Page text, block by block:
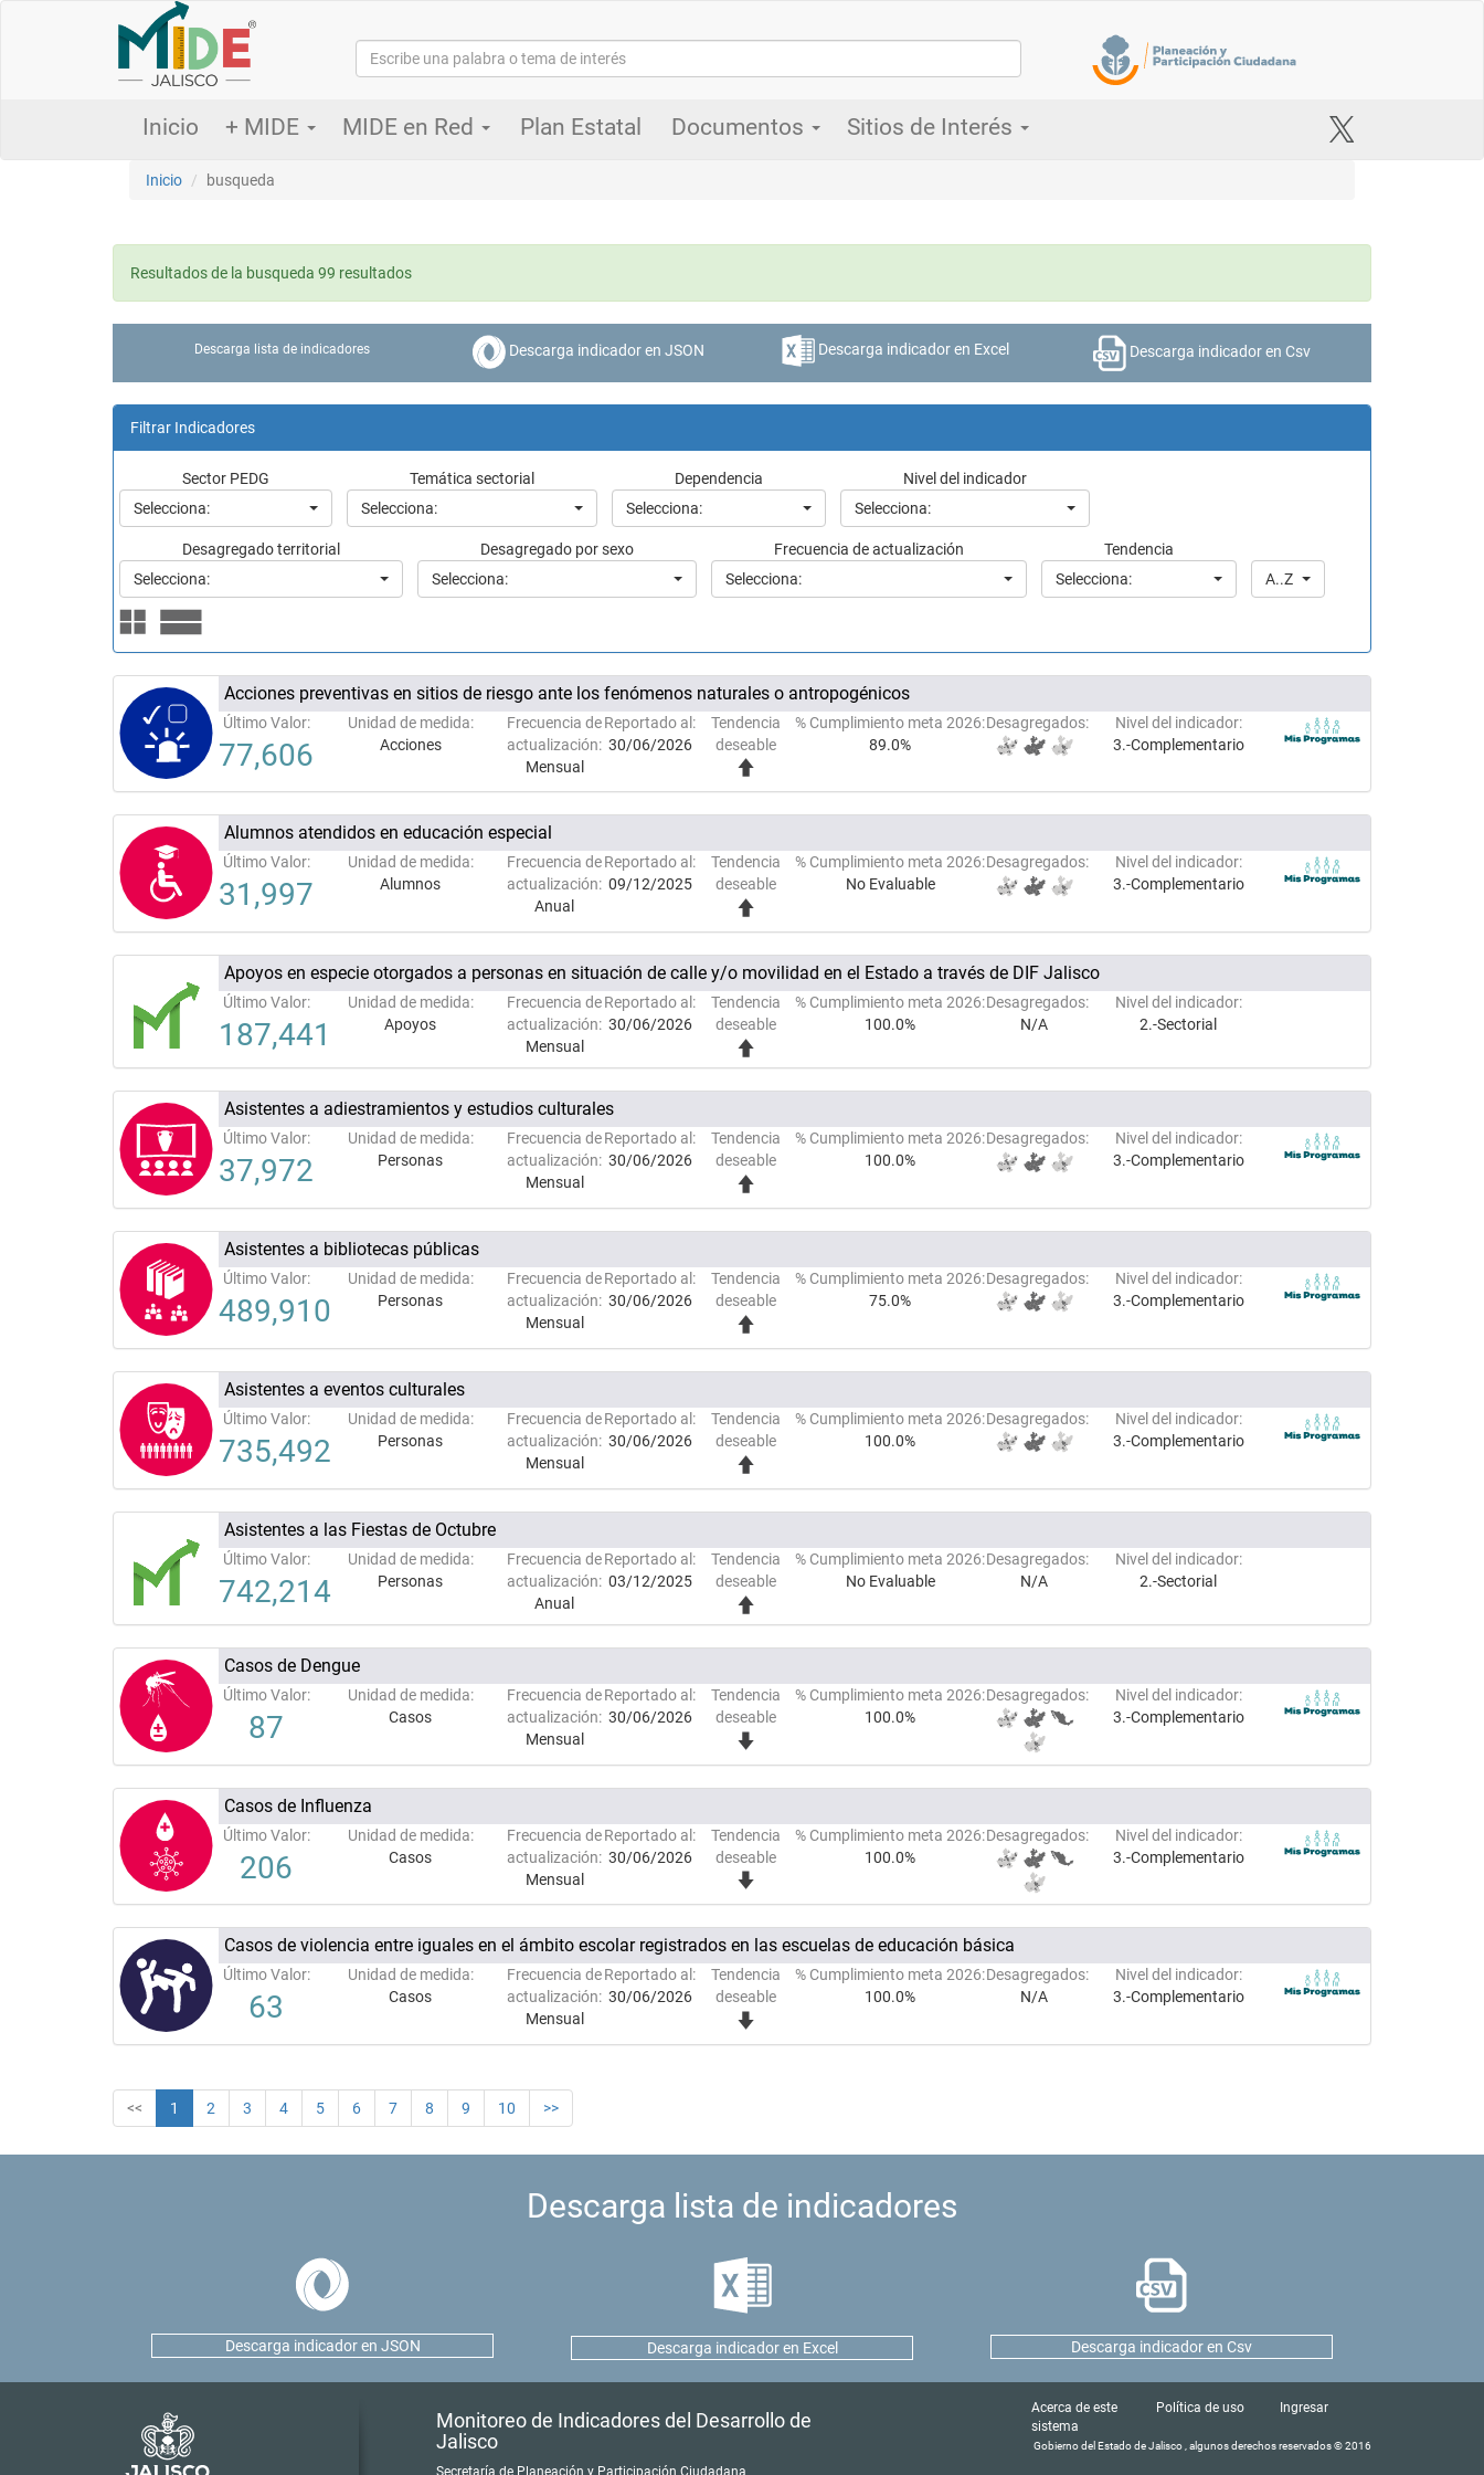
Inicio + MIDE MIDE en Red Plan Estatal Documentos Sitios de Interés
Inicio busqueda
Resultados de la busqueda 99 resultados
Descarga lista de indicadores Descarga indicador en JSON Descarga indicador en Excel Descarga indicador en Csv
Filtrar Indicadores
Sector PEDG
Selecciona:
Temática sectorial
Selecciona:
Dependencia
Selecciona:
Nivel del indicador
Selecciona:
Desagregado territorial
Selecciona:
Desagregado por sexo
Selecciona:
Frecuencia de actualización
Selecciona:
Tendencia
Selecciona:
A..Z
Acciones preventivas en sitios de riesgo ante los fenómenos naturales o antropogénicos
Último Valor:
77,606
Unidad de medida:
Acciones
Frecuencia de
actualización:
Mensual
Reportado al:
30/06/2026
Tendencia
deseable
% Cumplimiento meta 2026:
89.0%
Desagregados:
Nivel del indicador:
3.-Complementario
Alumnos atendidos en educación especial
Último Valor:
31,997
Unidad de medida:
Alumnos
Frecuencia de
actualización:
Anual
Reportado al:
09/12/2025
Tendencia
deseable
% Cumplimiento meta 2026:
No Evaluable
Desagregados:
Nivel del indicador:
3.-Complementario
Apoyos en especie otorgados a personas en situación de calle y/o movilidad en el Estado a través de DIF Jalisco
Último Valor:
187,441
Unidad de medida:
Apoyos
Frecuencia de
actualización:
Mensual
Reportado al:
30/06/2026
Tendencia
deseable
% Cumplimiento meta 2026:
100.0%
Desagregados:
N/A
Nivel del indicador:
2.-Sectorial
Asistentes a adiestramientos y estudios culturales
Último Valor:
37,972
Unidad de medida:
Personas
Frecuencia de
actualización:
Mensual
Reportado al:
30/06/2026
Tendencia
deseable
% Cumplimiento meta 2026:
100.0%
Desagregados:
Nivel del indicador:
3.-Complementario
Asistentes a bibliotecas públicas
Último Valor:
489,910
Unidad de medida:
Personas
Frecuencia de
actualización:
Mensual
Reportado al:
30/06/2026
Tendencia
deseable
% Cumplimiento meta 2026:
75.0%
Desagregados:
Nivel del indicador:
3.-Complementario
Asistentes a eventos culturales
Último Valor:
735,492
Unidad de medida:
Personas
Frecuencia de
actualización:
Mensual
Reportado al:
30/06/2026
Tendencia
deseable
% Cumplimiento meta 2026:
100.0%
Desagregados:
Nivel del indicador:
3.-Complementario
Asistentes a las Fiestas de Octubre
Último Valor:
742,214
Unidad de medida:
Personas
Frecuencia de
actualización:
Anual
Reportado al:
03/12/2025
Tendencia
deseable
% Cumplimiento meta 2026:
No Evaluable
Desagregados:
N/A
Nivel del indicador:
2.-Sectorial
Casos de Dengue
Último Valor:
87
Unidad de medida:
Casos
Frecuencia de
actualización:
Mensual
Reportado al:
30/06/2026
Tendencia
deseable
% Cumplimiento meta 2026:
100.0%
Desagregados:
Nivel del indicador:
3.-Complementario
Casos de Influenza
Último Valor:
206
Unidad de medida:
Casos
Frecuencia de
actualización:
Mensual
Reportado al:
30/06/2026
Tendencia
deseable
% Cumplimiento meta 2026:
100.0%
Desagregados:
Nivel del indicador:
3.-Complementario
Casos de violencia entre iguales en el ámbito escolar registrados en las escuelas de educación básica
Último Valor:
63
Unidad de medida:
Casos
Frecuencia de
actualización:
Mensual
Reportado al:
30/06/2026
Tendencia
deseable
% Cumplimiento meta 2026:
100.0%
Desagregados:
N/A
Nivel del indicador:
3.-Complementario
<< 1 2 3 4 5 6 7 8 9 10 >>
Descarga lista de indicadores
Descarga indicador en JSON Descarga indicador en Excel Descarga indicador en Csv
Monitoreo de Indicadores del Desarrollo de
Jalisco
Acerca de este
sistema
Política de uso Ingresar
Gobierno del Estado de Jalisco , algunos derechos reservados © 2016